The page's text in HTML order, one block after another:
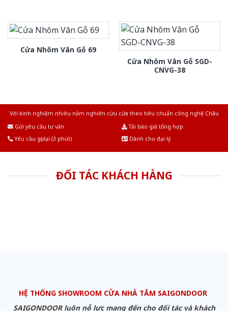
Cửa Nhôm Vân Gỗ 69
Cửa Nhôm Vân Gỗ SGD-
CNVG-38
Với kinh nghiệm nhiêu năm nghiên cứu cửa theo tiêu chuẩn công nghệ Châu
Gửi yêu cầu tư vấn
Tải báo giá tổng hợp
Yêu cầu gọi lại (3 phút)
Dành cho đại lý
ĐỐI TÁC KHÁCH HÀNG
HỆ THỐNG SHOWROOM CỬA NHÀ TẮM SAIGONDOOR
SAIGONDOOR luôn nỗ lực mang đến cho đối tác và khách